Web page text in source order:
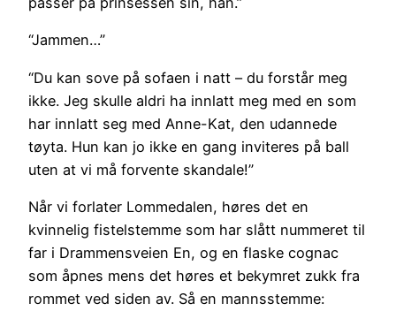
“Jammen…”
“Du kan sove på sofaen i natt – du forstår meg
ikke. Jeg skulle aldri ha innlatt meg med en som
har innlatt seg med Anne-Kat, den udannede
tøyta. Hun kan jo ikke en gang inviteres på ball
uten at vi må forvente skandale!”
Når vi forlater Lommedalen, høres det en
kvinnelig fistelstemme som har slått nummeret til
far i Drammensveien En, og en flaske cognac
som åpnes mens det høres et bekymret zukk fra
rommet ved siden av. Så en mannsstemme: